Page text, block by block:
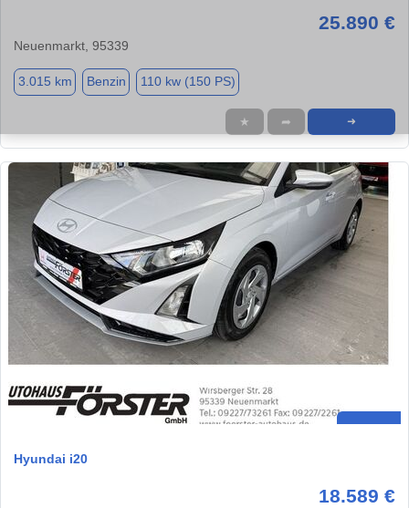
25.890 €
Neuenmarkt, 95339
3.015 km Benzin 110 kw (150 PS)
★ ➦ ➜
Hyundai i20
18.589 €